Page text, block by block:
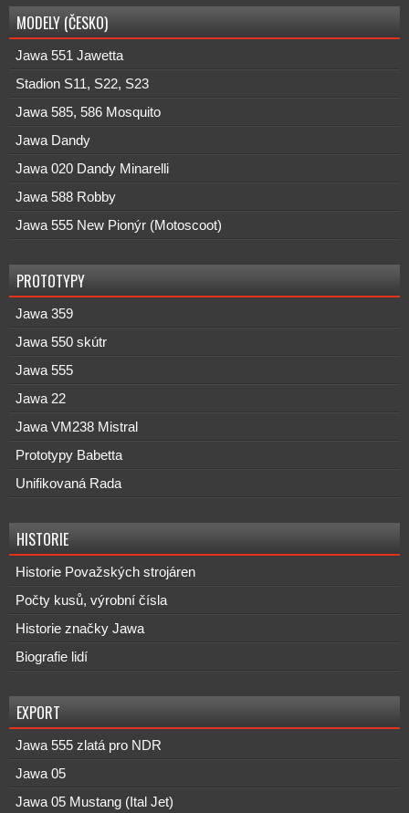
MODELY (ČESKO)
Jawa 551 Jawetta
Stadion S11, S22, S23
Jawa 585, 586 Mosquito
Jawa Dandy
Jawa 020 Dandy Minarelli
Jawa 588 Robby
Jawa 555 New Pionýr (Motoscoot)
PROTOTYPY
Jawa 359
Jawa 550 skútr
Jawa 555
Jawa 22
Jawa VM238 Mistral
Prototypy Babetta
Unifikovaná Rada
HISTORIE
Historie Považských strojáren
Počty kusů, výrobní čísla
Historie značky Jawa
Biografie lidí
EXPORT
Jawa 555 zlatá pro NDR
Jawa 05
Jawa 05 Mustang (Ital Jet)